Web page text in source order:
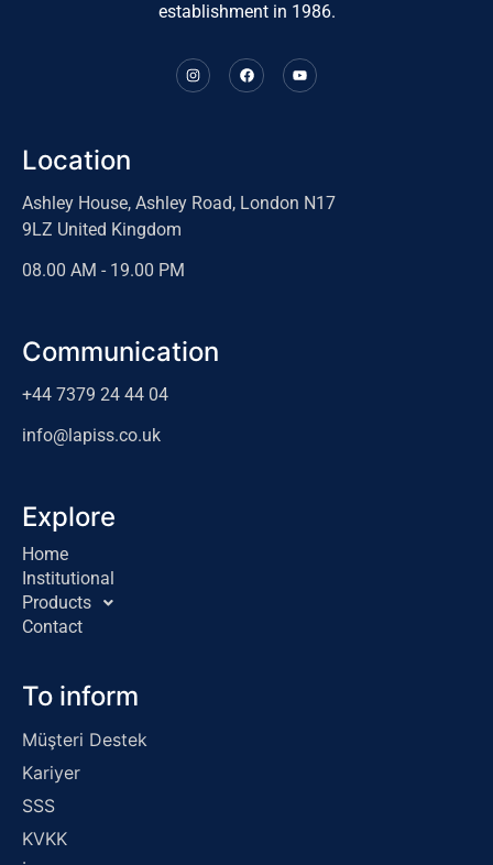
establishment in 1986.
Location
Ashley House, Ashley Road, London N17
9LZ United Kingdom
08.00 AM - 19.00 PM
Communication
+44 7379 24 44 04
info@lapiss.co.uk
Explore
Home
Institutional
Products
Contact
To inform
Müşteri Destek
Kariyer
SSS
KVKK